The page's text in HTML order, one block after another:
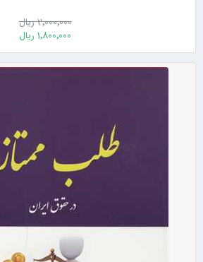
2٬000٬000 ریال
1٬800٬000 ریال